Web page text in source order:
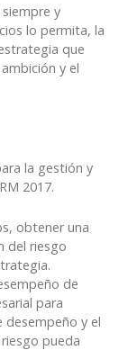
y
lo permita, la
que
y el
la gestión y
2017.
obtener una
del riesgo
de
para
y el
pueda